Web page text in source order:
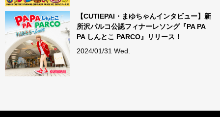
【CUTIEPAI・まゆちゃんインタビュー】新
所沢パルコ公認フィナーレソング『PA PA
PA しんとこ PARCO』リリース！
2024/01/31 Wed.